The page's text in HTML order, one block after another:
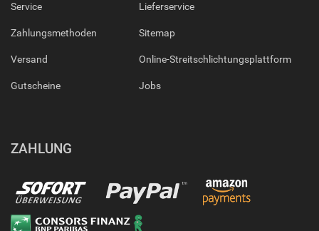
Service
Zahlungsmethoden
Versand
Gutscheine
Lieferservice
Sitemap
Online-Streitschlichtungsplattform
Jobs
ZAHLUNG